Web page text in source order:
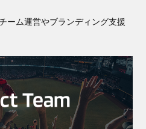
ーム運営やブランディング⽀援